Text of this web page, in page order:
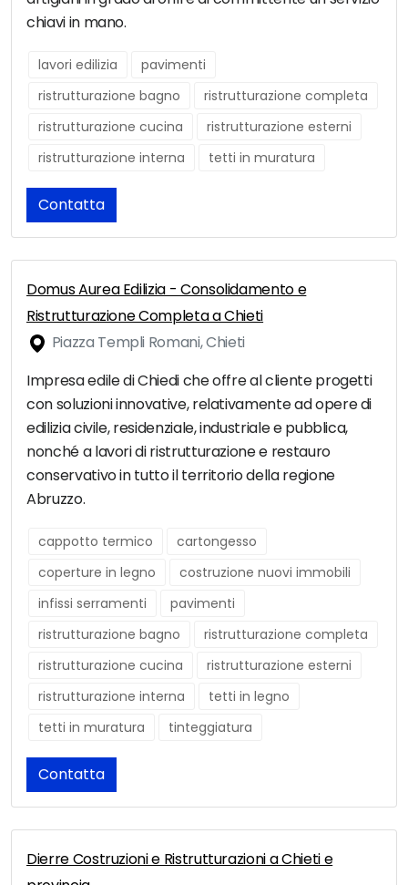
chiavi in mano.
lavori edilizia
pavimenti
ristrutturazione bagno
ristrutturazione completa
ristrutturazione cucina
ristrutturazione esterni
ristrutturazione interna
tetti in muratura
Contatta
Domus Aurea Edilizia - Consolidamento e
Ristrutturazione Completa a Chieti
Piazza Templi Romani, Chieti
Impresa edile di Chiedi che offre al cliente progetti
con soluzioni innovative, relativamente ad opere di
edilizia civile, residenziale, industriale e pubblica,
nonché a lavori di ristrutturazione e restauro
conservativo in tutto il territorio della regione
Abruzzo.
cappotto termico
cartongesso
coperture in legno
costruzione nuovi immobili
infissi serramenti
pavimenti
ristrutturazione bagno
ristrutturazione completa
ristrutturazione cucina
ristrutturazione esterni
ristrutturazione interna
tetti in legno
tetti in muratura
tinteggiatura
Contatta
Dierre Costruzioni e Ristrutturazioni a Chieti e